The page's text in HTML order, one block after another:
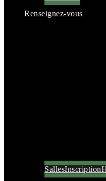
Renseignez-vous
SallesInscription